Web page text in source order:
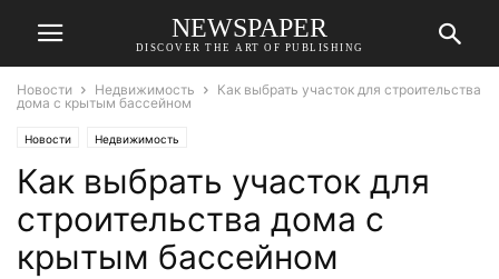
NEWSPAPER
DISCOVER THE ART OF PUBLISHING
Новости Недвижимость
Как выбрать участок для строительства
дома с крытым бассейном
Новости Недвижимость
Как выбрать участок для
строительства дома с
крытым бассейном